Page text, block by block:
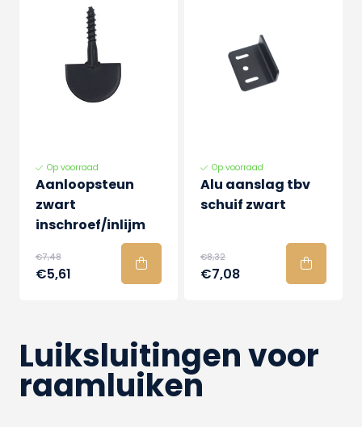
Op voorraad
Aanloopsteun
zwart
inschroef/inlijm
€7,48
€5,61
Op voorraad
Alu aanslag tbv
schuif zwart
€8,32
€7,08
Luiksluitingen voor
raamluiken